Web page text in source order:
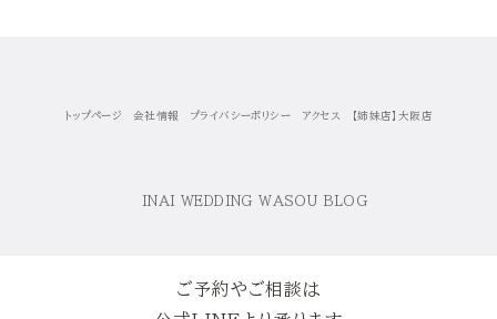
トップページ 会社情報 プライバシーポリシー アクセス 【姉妹店】大阪店
ご予約やご相談は